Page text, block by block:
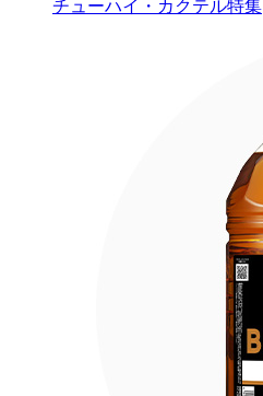
チューハイ・カクテル特集